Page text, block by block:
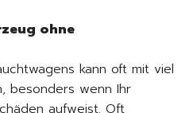
ohne
kann oft mit viel
besonders wenn Ihr
aufweist. Oft